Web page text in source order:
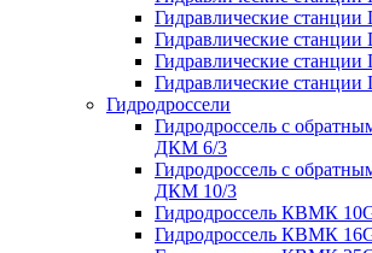
Гидравлические станции
Гидравлические станции
Гидравлические станции
Гидравлические станции
Гидродроссели
Гидродроссель с
ДКМ 6/3
Гидродроссель с
ДКМ 10/3
Гидродроссель КВМК
Гидродроссель КВМК